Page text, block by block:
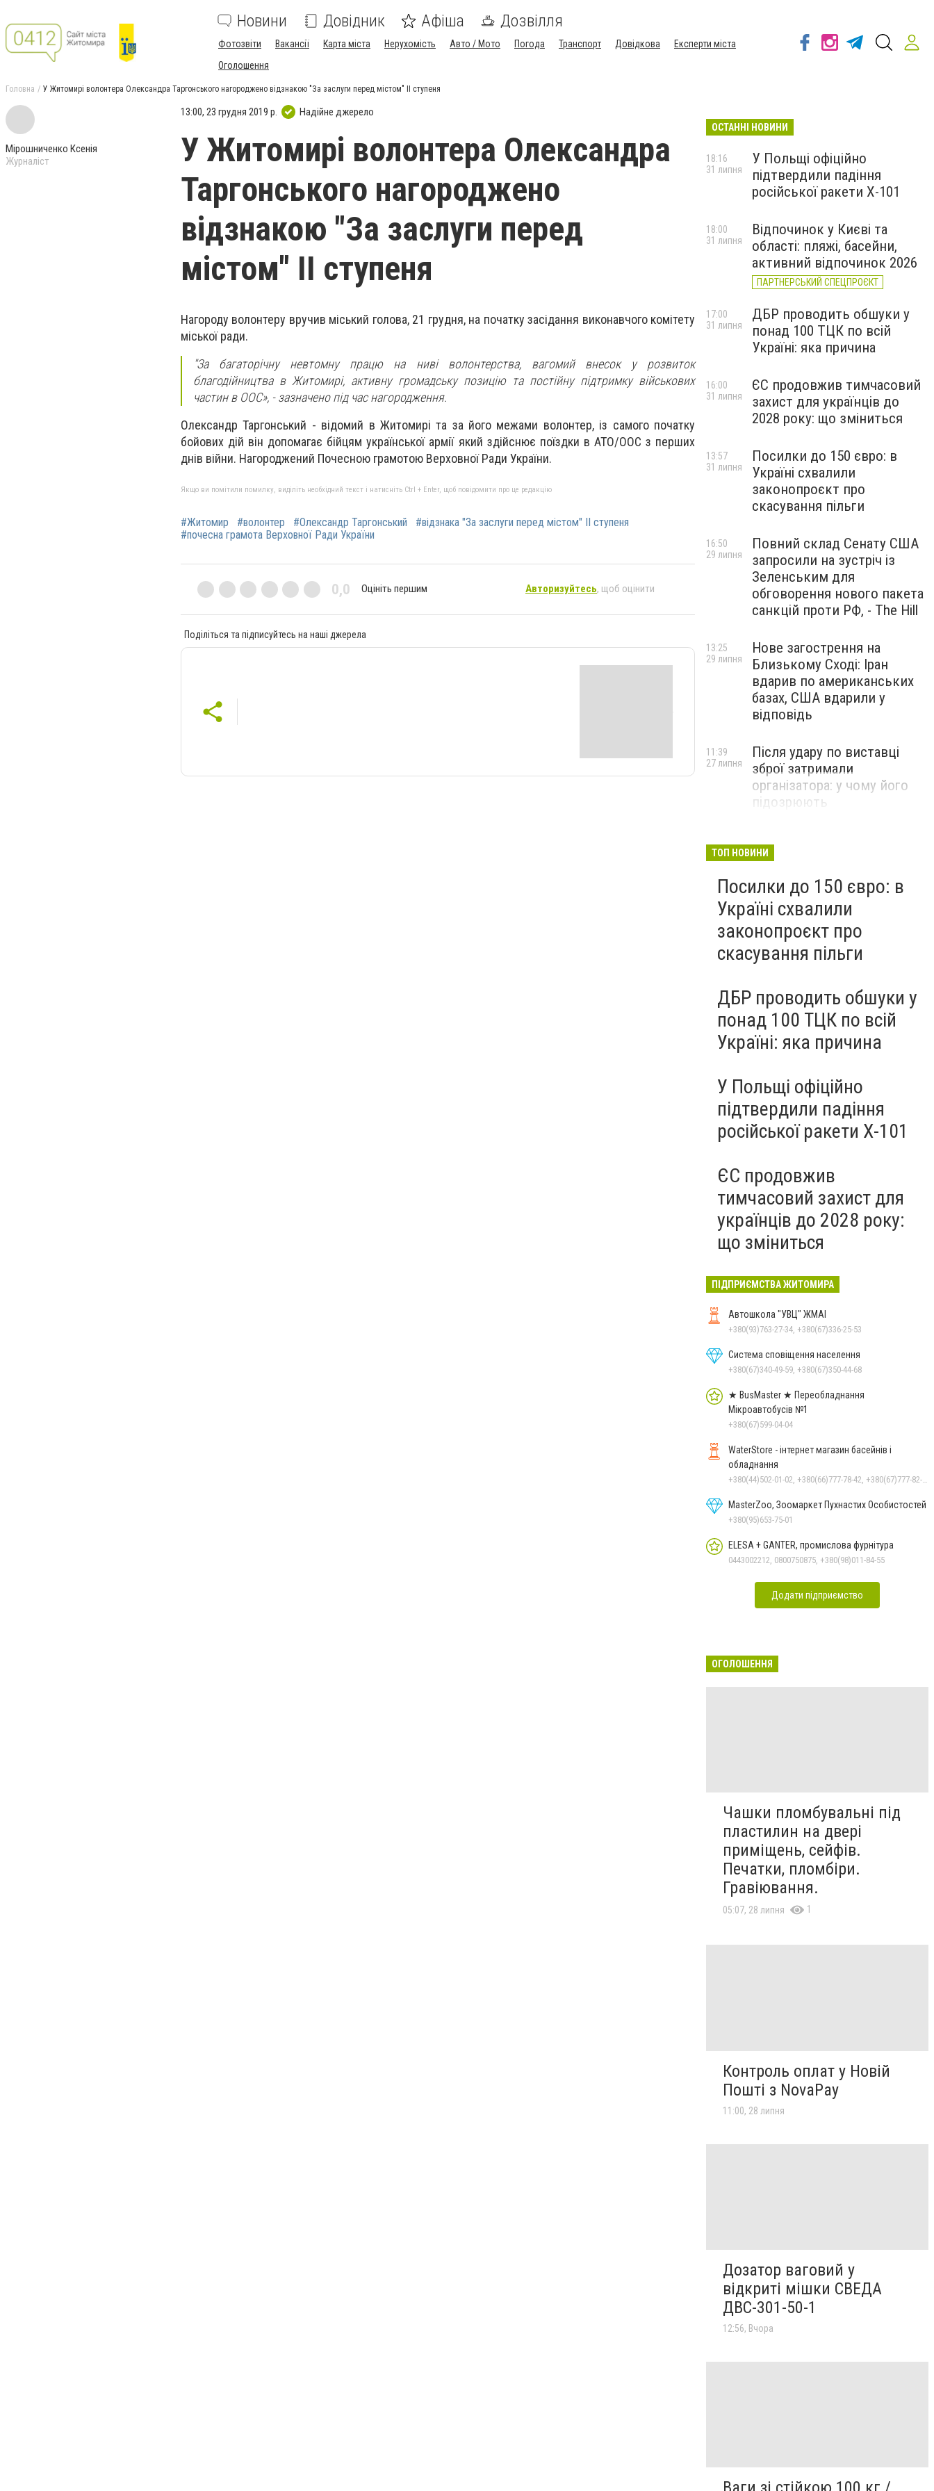
Новини Довідник Афіша Дозвілля
Фотозвіти Вакансії Карта міста Нерухомість Авто / Мото Погода Транспорт Довідкова
Експерти міста
Оголошення
Головна У Житомирі волонтера Олександра Таргонського нагороджено відзнакою "За заслуги перед містом" II ступеня
Мірошниченко Ксенія
Журналіст
13:00, 23 грудня 2019 р. Надійне джерело
У Житомирі волонтера Олександра
Таргонського нагороджено
відзнакою "За заслуги перед
містом" II ступеня
Нагороду волонтеру вручив міський голова, 21 грудня, на початку засідання виконавчого комітету
міської ради.
"За багаторічну невтомну працю на ниві волонтерства, вагомий внесок у розвиток
благодійництва в Житомирі, активну громадську позицію та постійну підтримку військових
частин в ООС», - зазначено під час нагородження.
Олександр Таргонський - відомий в Житомирі та за його межами волонтер, із самого початку
бойових дій він допомагає бійцям української армії який здійснює поїздки в АТО/ООС з перших
днів війни. Нагороджений Почесною грамотою Верховної Ради України.
Якщо ви помітили помилку, виділіть необхідний текст і натисніть Ctrl + Enter, щоб повідомити про це редакцію
#Житомир #волонтер #Олександр Таргонський
#відзнака "За заслуги перед містом" II ступеня
#почесна грамота Верховної Ради України
0,0 Оцініть першим Авторизуйтесь, щоб оцінити
Поділіться та підписуйтесь на наші джерела
ОСТАННІ НОВИНИ
У Польщі офіційно
підтвердили падіння
російської ракети Х-101
18:16
31 липня
Відпочинок у Києві та
області: пляжі, басейни,
активний відпочинок 2026
ПАРТНЕРСЬКИЙ СПЕЦПРОЄКТ
18:00
31 липня
ДБР проводить обшуки у
понад 100 ТЦК по всій
Україні: яка причина
17:00
31 липня
ЄС продовжив тимчасовий
захист для українців до
2028 року: що зміниться
16:00
31 липня
Посилки до 150 євро: в
Україні схвалили
законопроєкт про
скасування пільги
13:57
31 липня
Повний склад Сенату США
запросили на зустріч із
Зеленським для
обговорення нового пакета
санкцій проти РФ, - The Hill
16:50
29 липня
Нове загострення на
Близькому Сході: Іран
вдарив по американських
базах, США вдарили у
відповідь
13:25
29 липня
Після удару по виставці
зброї затримали
організатора: у чому його
підозрюють
11:39
27 липня
ТОП НОВИНИ
Посилки до 150 євро: в
Україні схвалили
законопроєкт про
скасування пільги
ДБР проводить обшуки у
понад 100 ТЦК по всій
Україні: яка причина
У Польщі офіційно
підтвердили падіння
російської ракети Х-101
ЄС продовжив
тимчасовий захист для
українців до 2028 року:
що зміниться
ПІДПРИЄМСТВА ЖИТОМИРА
Автошкола "УВЦ" ЖМАІ
+380(93)763-27-34, +380(67)336-25-53
Система сповіщення населення
+380(67)340-49-59, +380(67)350-44-68
★ BusMaster ★ Переобладнання
Мікроавтобусів №1
+380(67)599-04-04
WaterStore - інтернет магазин басейнів і
обладнання
+380(44)502-01-02, +380(66)777-78-42, +380(67)777-82-19, +380(67)890-80-80, +380(73)890-80-80, +380(44)502-01-03
MasterZoo, Зоомаркет Пухнастих Особистостей
+380(95)653-75-01
ELESA + GANTER, промислова фурнітура
0443002212, 0800750875, +380(98)011-84-55
Додати підприємство
ОГОЛОШЕННЯ
Чашки пломбувальні під
пластилин на двері
приміщень, сейфів.
Печатки, пломбіри.
Гравіювання.
05:07, 28 липня 1
Контроль оплат у Новій
Пошті з NovaPay
11:00, 28 липня
Дозатор ваговий у
відкриті мішки СВЕДА
ДВС-301-50-1
12:56, Вчора